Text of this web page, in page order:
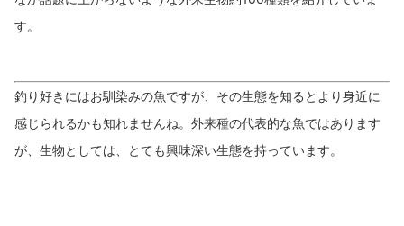
す。
釣り好きにはお馴染みの魚ですが、その生態を知るとより身近に
感じられるかも知れませんね。外来種の代表的な魚ではあります
が、生物としては、とても興味深い生態を持っています。